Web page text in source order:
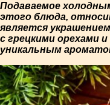
Подаваемое
этого блюда,
является
с грецкими орехами
уникальным